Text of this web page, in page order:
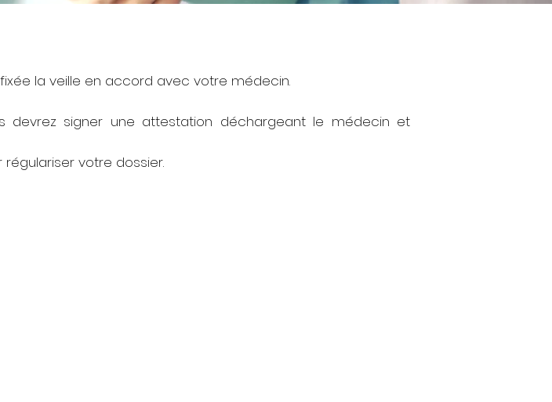
la veille en accord avec votre médecin.
devrez signer une attestation déchargeant le médecin et
votre dossier.